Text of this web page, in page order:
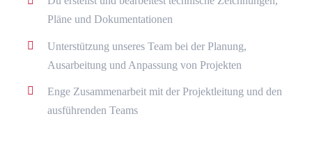
Pläne und Dokumentationen
Unterstützung unseres Team bei der Planung,
Ausarbeitung und Anpassung von Projekten
Enge Zusammenarbeit mit der Projektleitung und den
ausführenden Teams